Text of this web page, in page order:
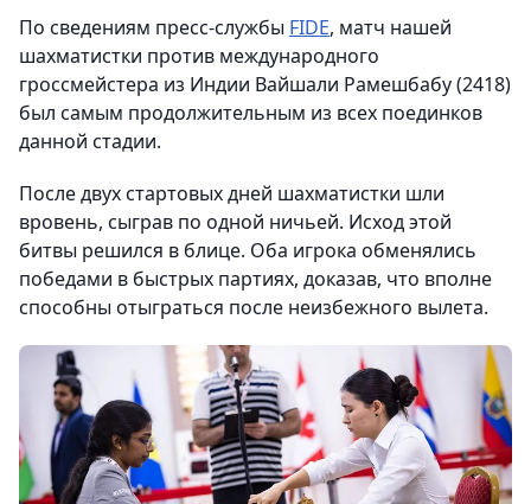
По сведениям пресс-службы FIDE, матч нашей
шахматистки против международного
гроссмейстера из Индии Вайшали Рамешбабу (2418)
был самым продолжительным из всех поединков
данной стадии.
После двух стартовых дней шахматистки шли
вровень, сыграв по одной ничьей. Исход этой
битвы решился в блице. Оба игрока обменялись
победами в быстрых партиях, доказав, что вполне
способны отыграться после неизбежного вылета.